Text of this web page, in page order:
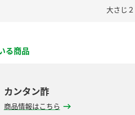
大さじ２
る商品
カンタン酢
商品情報はこちら